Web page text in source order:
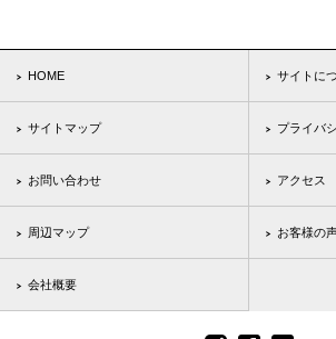
HOME サイトに
サイトマップ プライバ
お問い合わせ アクセス
周辺マップ お客様の
会社概要